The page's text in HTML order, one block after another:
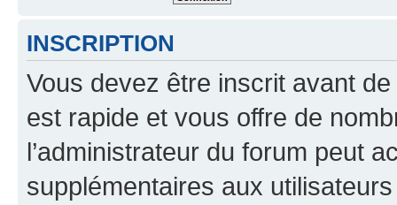
INSCRIPTION
Vous devez être inscrit avant
est rapide et vous offre de
l’administrateur du forum peut
supplémentaires aux